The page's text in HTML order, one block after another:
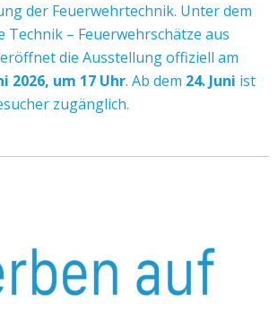
der Feuerwehrtechnik. Unter dem
Technik – Feuerwehrschätze aus
die Ausstellung offiziell am
2026, um 17 Uhr. Ab dem 24. Juni ist
zugänglich.